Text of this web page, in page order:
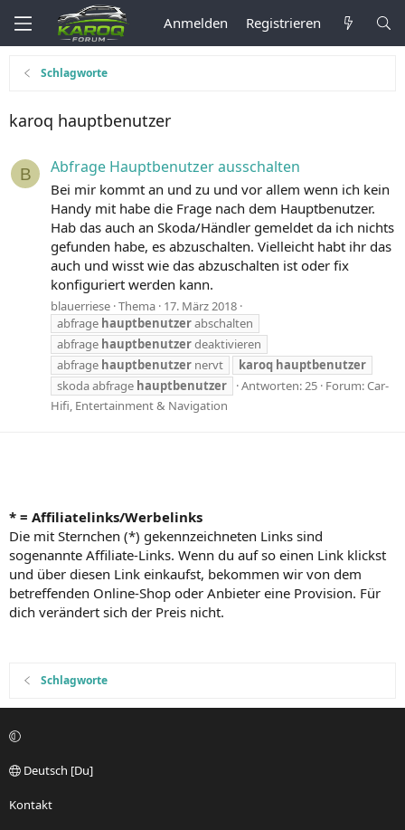
Anmelden Registrieren
Schlagworte
karoq hauptbenutzer
B Abfrage Hauptbenutzer ausschalten
Bei mir kommt an und zu und vor allem wenn ich kein
Handy mit habe die Frage nach dem Hauptbenutzer.
Hab das auch an Skoda/Händler gemeldet da ich nichts
gefunden habe, es abzuschalten. Vielleicht habt ihr das
auch und wisst wie das abzuschalten ist oder fix
konfiguriert werden kann.
blauerriese Thema 17. März 2018
abfrage hauptbenutzerabschalten
abfrage hauptbenutzerdeaktivieren
abfrage hauptbenutzer nervt karoq hauptbenutzer
skoda abfrage hauptbenutzer Antworten: 25 Forum:Car-
Hifi, Entertainment & Navigation
* = Affiliatelinks/Werbelinks
Die mit Sternchen (*) gekennzeichneten Links sind
sogenannte Affiliate-Links. Wenn du auf so einen Link klickst
und über diesen Link einkaufst, bekommen wir von dem
betreffenden Online-Shop oder Anbieter eine Provision. Für
dich verändert sich der Preis nicht.
Schlagworte
Deutsch [Du]
Kontakt